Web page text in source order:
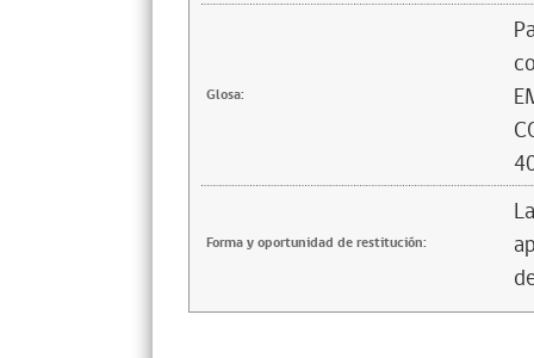
Glosa:
Forma y oportunidad de restitución: